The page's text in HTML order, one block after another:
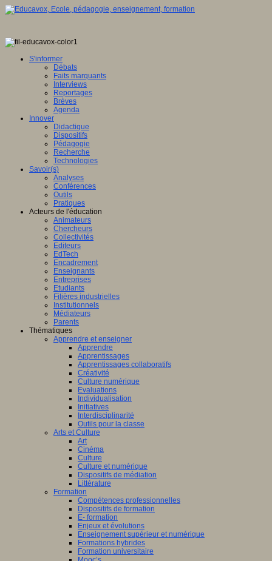
S'informer
Débats
Faits marquants
Interviews
Reportages
Brèves
Agenda
Innover
Didactique
Dispositifs
Pédagogie
Recherche
Technologies
Savoir(s)
Analyses
Conférences
Outils
Pratiques
Acteurs de l'éducation
Animateurs
Chercheurs
Collectivités
Editeurs
EdTech
Encadrement
Enseignants
Entreprises
Etudiants
Filières industrielles
Institutionnels
Médiateurs
Parents
Thématiques
Apprendre et enseigner
Apprendre
Apprentissages
Apprentissages collaboratifs
Créativité
Culture numérique
Evaluations
Individualisation
Initiatives
Interdisciplinarité
Outils pour la classe
Arts et Culture
Art
Cinéma
Culture
Culture et numérique
Dispositifs de médiation
Littérature
Formation
Compétences professionnelles
Dispositifs de formation
E- formation
Enjeux et évolutions
Enseignement supérieur et numérique
Formations hybrides
Formation universitaire